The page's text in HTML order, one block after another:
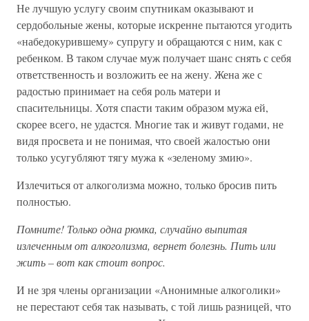
Не лучшую услугу своим спутникам оказывают и
сердобольные жены, которые искренне пытаются угодить
«набедокурившему» супругу и обращаются с ним, как с
ребенком. В таком случае муж получает шанс снять с себя
ответственность и возложить ее на жену. Жена же с
радостью принимает на себя роль матери и
спасительницы. Хотя спасти таким образом мужа ей,
скорее всего, не удастся. Многие так и живут годами, не
видя просвета и не понимая, что своей жалостью они
только усугубляют тягу мужа к «зеленому змию».
Излечиться от алкоголизма можно, только бросив пить
полностью.
Помните! Только одна рюмка, случайно выпитая
излеченным от алкоголизма, вернет болезнь. Пить или
жить – вот как стоит вопрос.
И не зря члены организации «Анонимные алкоголики»
не перестают себя так называть, с той лишь разницей, что